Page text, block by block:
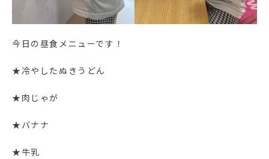
今日の昼食メニューです！
★冷やしたぬきうどん
★肉じゃが
★バナナ
★牛乳